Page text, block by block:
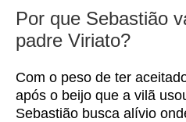
Por que Sebastião
padre Viriato?
Com o peso de ter
após o beijo que a vilã
Sebastião busca alívio